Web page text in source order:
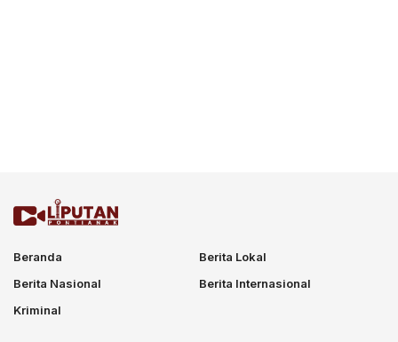
Beranda
Berita Lokal
Berita Nasional
Berita Internasional
Kriminal